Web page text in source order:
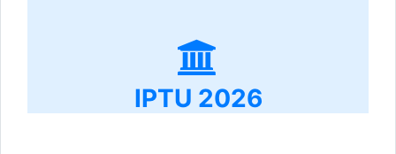
IPTU 2026